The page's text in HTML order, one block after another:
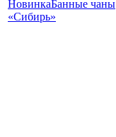
НовинкаБанные чаны
«Сибирь»